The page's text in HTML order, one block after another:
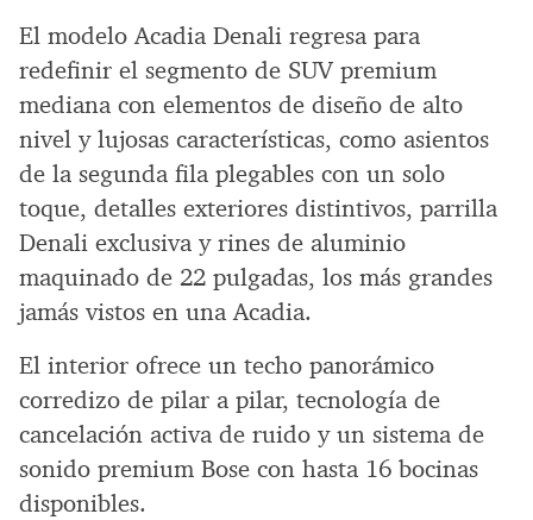
El modelo Acadia Denali regresa para
redefinir el segmento de SUV premium
mediana con elementos de diseño de alto
nivel y lujosas características, como asientos
de la segunda fila plegables con un solo
toque, detalles exteriores distintivos, parrilla
Denali exclusiva y rines de aluminio
maquinado de 22 pulgadas, los más grandes
jamás vistos en una Acadia.
El interior ofrece un techo panorámico
corredizo de pilar a pilar, tecnología de
cancelación activa de ruido y un sistema de
sonido premium Bose con hasta 16 bocinas
disponibles.